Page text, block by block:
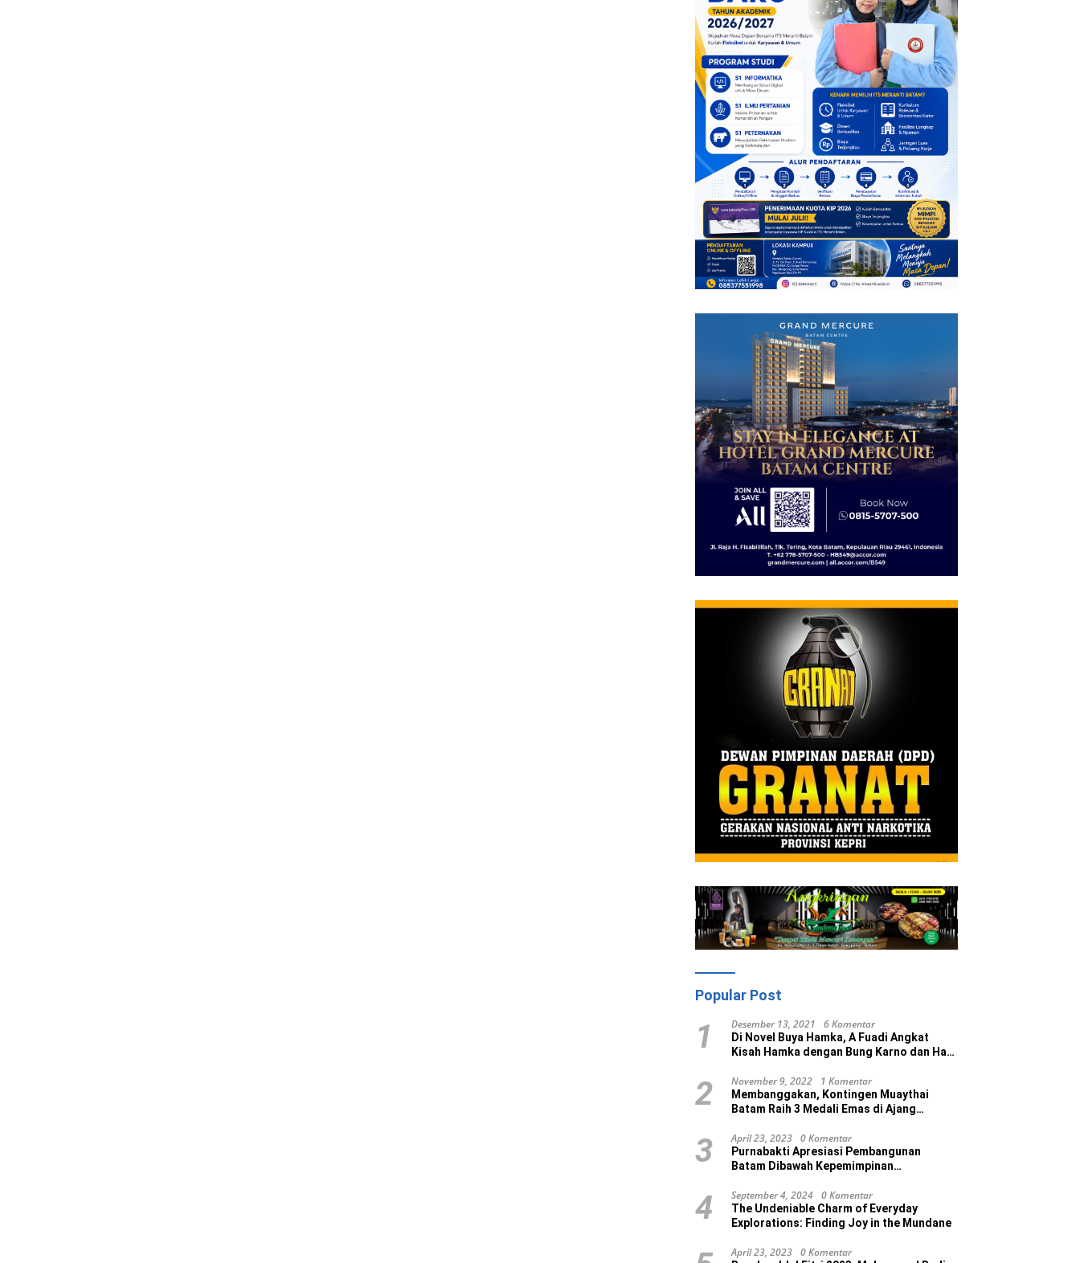
Popular Post
1 Desember 13, 2021 6 Komentar
Di Novel Buya Hamka, A Fuadi Angkat
Kisah Hamka dengan Bung Karno dan Haji
2 November 9, 2022 1 Komentar
Membanggakan, Kontingen Muaythai
Batam Raih 3 Medali Emas di Ajang
3 April 23, 2023 0 Komentar
Purnabakti Apresiasi Pembangunan
Batam Dibawah Kepemimpinan
4 September 4, 2024 0 Komentar
The Undeniable Charm of Everyday
Explorations: Finding Joy in the Mundane
April 23, 2023 0 Komentar